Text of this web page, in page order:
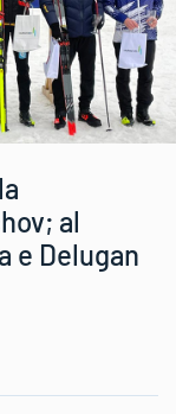
al
e Delugan